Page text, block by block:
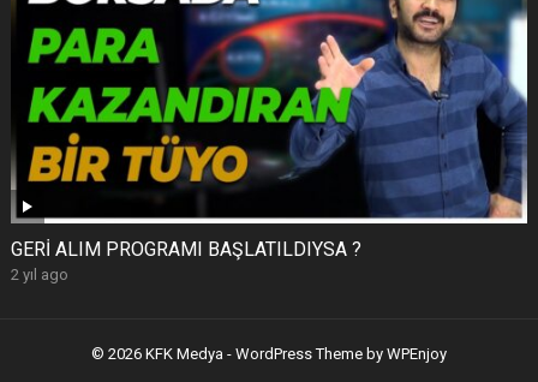
GERİ ALIM PROGRAMI BAŞLATILDIYSA ?
2 yıl ago
© 2026 KFK Medya - WordPress Theme by WPEnjoy